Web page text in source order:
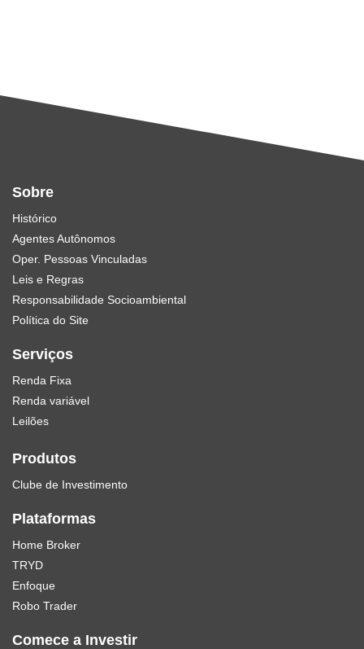
Sobre
Histórico
Agentes Autônomos
Oper. Pessoas Vinculadas
Leis e Regras
Responsabilidade Socioambiental
Política do Site
Serviços
Renda Fixa
Renda variável
Leilões
Produtos
Clube de Investimento
Plataformas
Home Broker
TRYD
Enfoque
Robo Trader
Comece a Investir